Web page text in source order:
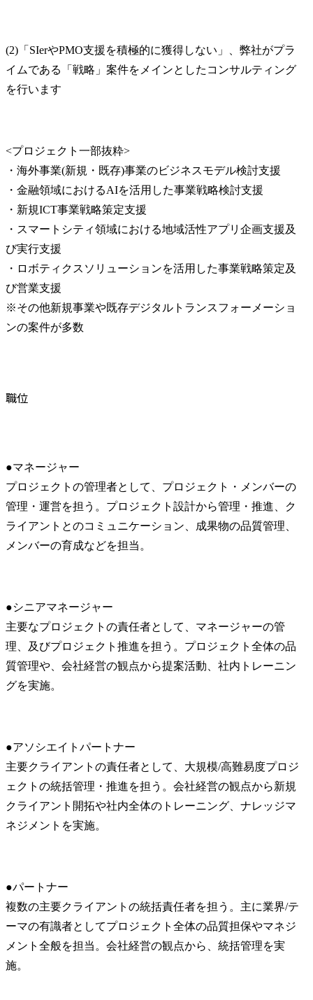
(2)「SIerやPMO支援を積極的に獲得しない」、弊社がプラ
イムである「戦略」案件をメインとしたコンサルティング
を行います
<プロジェクト一部抜粋>
・海外事業(新規・既存)事業のビジネスモデル検討支援
・金融領域におけるAIを活用した事業戦略検討支援
・新規ICT事業戦略策定支援
・スマートシティ領域における地域活性アプリ企画支援及
び実行支援
・ロボティクスソリューションを活用した事業戦略策定及
び営業支援
※その他新規事業や既存デジタルトランスフォーメーショ
ンの案件が多数
職位
●マネージャー
プロジェクトの管理者として、プロジェクト・メンバーの
管理・運営を担う。プロジェクト設計から管理・推進、ク
ライアントとのコミュニケーション、成果物の品質管理、
メンバーの育成などを担当。
●シニアマネージャー
主要なプロジェクトの責任者として、マネージャーの管
理、及びプロジェクト推進を担う。プロジェクト全体の品
質管理や、会社経営の観点から提案活動、社内トレーニン
グを実施。
●アソシエイトパートナー
主要クライアントの責任者として、大規模/高難易度プロジ
ェクトの統括管理・推進を担う。会社経営の観点から新規
クライアント開拓や社内全体のトレーニング、ナレッジマ
ネジメントを実施。
●パートナー
複数の主要クライアントの統括責任者を担う。主に業界/テ
ーマの有識者としてプロジェクト全体の品質担保やマネジ
メント全般を担当。会社経営の観点から、統括管理を実
施。